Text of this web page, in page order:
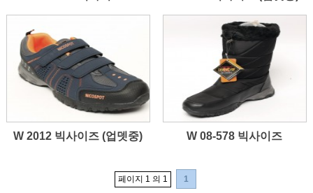
W 2012 빅사이즈 (업뎃중) W 08-578 빅사이즈
페이지 1 의 1 1